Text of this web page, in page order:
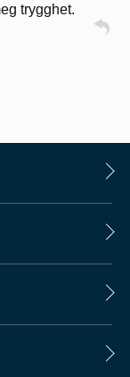
trygghet.